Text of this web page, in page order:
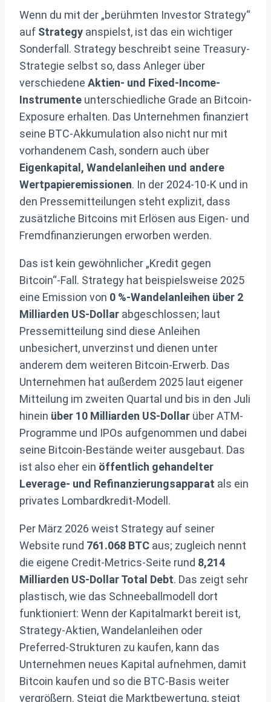
Wenn du mit der „berühmten Investor Strategy“
auf Strategy anspielst, ist das ein wichtiger
Sonderfall. Strategy beschreibt seine Treasury-
Strategie selbst so, dass Anleger über
verschiedene Aktien- und Fixed-Income-
Instrumente unterschiedliche Grade an Bitcoin-
Exposure erhalten. Das Unternehmen finanziert
seine BTC-Akkumulation also nicht nur mit
vorhandenem Cash, sondern auch über
Eigenkapital, Wandelanleihen und andere
Wertpapieremissionen. In der 2024-10-K und in
den Pressemitteilungen steht explizit, dass
zusätzliche Bitcoins mit Erlösen aus Eigen- und
Fremdfinanzierungen erworben werden.
Das ist kein gewöhnlicher „Kredit gegen
Bitcoin“-Fall. Strategy hat beispielsweise 2025
eine Emission von 0 %-Wandelanleihen über 2
Milliarden US-Dollar abgeschlossen; laut
Pressemitteilung sind diese Anleihen
unbesichert, unverzinst und dienen unter
anderem dem weiteren Bitcoin-Erwerb. Das
Unternehmen hat außerdem 2025 laut eigener
Mitteilung im zweiten Quartal und bis in den Juli
hinein über 10 Milliarden US-Dollar über ATM-
Programme und IPOs aufgenommen und dabei
seine Bitcoin-Bestände weiter ausgebaut. Das
ist also eher ein öffentlich gehandelter
Leverage- und Refinanzierungsapparat als ein
privates Lombardkredit-Modell.
Per März 2026 weist Strategy auf seiner
Website rund 761.068 BTC aus; zugleich nennt
die eigene Credit-Metrics-Seite rund 8,214
Milliarden US-Dollar Total Debt. Das zeigt sehr
plastisch, wie das Schneeballmodell dort
funktioniert: Wenn der Kapitalmarkt bereit ist,
Strategy-Aktien, Wandelanleihen oder
Preferred-Strukturen zu kaufen, kann das
Unternehmen neues Kapital aufnehmen, damit
Bitcoin kaufen und so die BTC-Basis weiter
vergrößern. Steigt die Marktbewertung, steigt